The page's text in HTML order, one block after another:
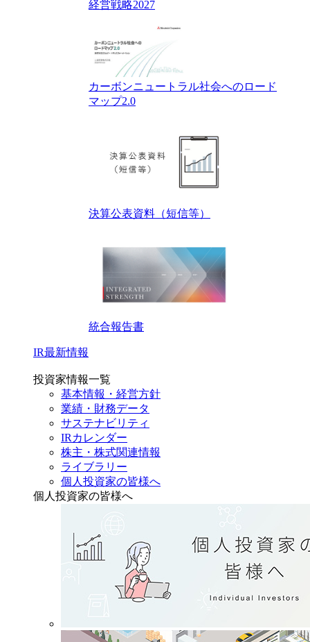
経営戦略2027
カーボンニュートラル社会へのロード
マップ2.0
決算公表資料（短信等）
統合報告書
IR最新情報
投資家情報一覧
基本情報・経営方針
業績・財務データ
サステナビリティ
IRカレンダー
株主・株式関連情報
ライブラリー
個人投資家の皆様へ
個人投資家の皆様へ